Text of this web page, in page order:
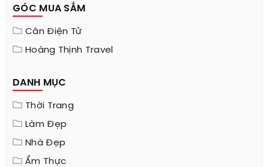
GÓC MUA SẮM
Cân Điện Tử
Hoàng Thịnh Travel
DANH MỤC
Thời Trang
Làm Đẹp
Nhà Đẹp
Ẩm Thực